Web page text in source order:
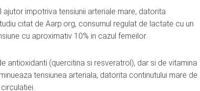
impotriva tensiunii arteriale mare, datorita
citat de Aarp.org, consumul regulat de lactate cu un
cu aproximativ 10% in cazul femeilor.
antioxidanti (quercitina si resveratrol), dar si de vitamina
tensiunea arteriala, datorita continutului mare de